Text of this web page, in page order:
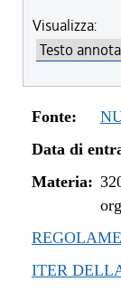
dal 10/08/
dal 13/08/
dal 13/01/
dal 11/08/
dal 01/01/
dal 06/11/
Visualizza:
Fonte:
Data di
Materia:
ITER